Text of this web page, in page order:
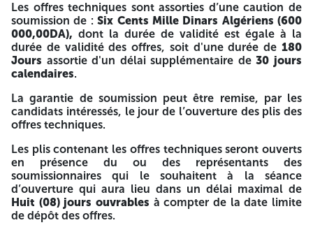
indiquée et au plus tard dans un délai de retrait de (30)
Jours à compter de la date de parution au BAOSEM du
présent avis, contre remise d'une procuration de retrait du
dossier d'appel d'offres pour les personnes mandatées,
d'une copie du registre de commerce électronique ainsi
que d'un justificatif de paiement d'un montant non
sera effectué par virement au compte bancaire : Banque
Extérieure d'Algérie Site SONATRACH - Arzew Compte n
002 00070 700 4160698 17
Le mode de soumission en une étape s’applique au
présent Appel d’Offres.
Au titre du présent appel d'offres, les offres techniques,
sans aucune indication de prix et les offres financières
doivent être remises simultanément dans deux plis séparés
Les offres techniques sont assorties d’une caution de
soumission de :Six Cents Mille Dinars Algériens (600
000,00DA), dont la durée de validité est égale à la
durée de validité des offres, soit d'une durée de 180
Jours assortie d'un délai supplémentaire de30 jours
calendaires.
La garantie de soumission peut être remise, par les
candidats intéressés, le jour de l’ouverture des plis des
offres techniques.
Les plis contenant les offres techniques seront ouverts
en présence du ou des représentants des
soumissionnaires qui le souhaitent à la séance
d’ouverture qui aura lieu dans un délai maximal de
Huit (08) jours ouvrables à compter de la date limite
de dépôt des offres.